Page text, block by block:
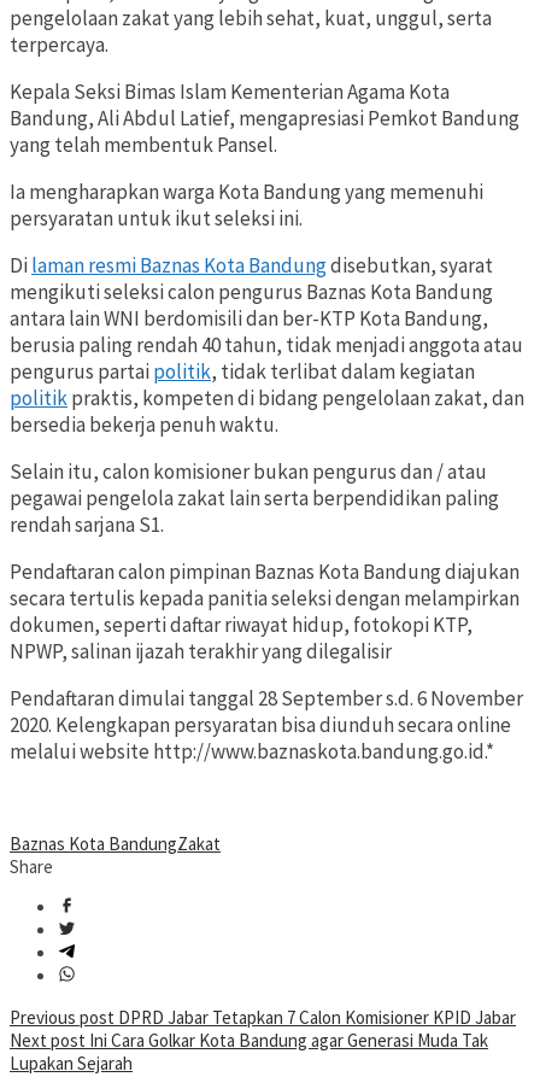
pengelolaan zakat yang lebih sehat, kuat, unggul, serta
terpercaya.
Kepala Seksi Bimas Islam Kementerian Agama Kota
Bandung, Ali Abdul Latief, mengapresiasi Pemkot Bandung
yang telah membentuk Pansel.
Ia mengharapkan warga Kota Bandung yang memenuhi
persyaratan untuk ikut seleksi ini.
Dilaman resmi Baznas Kota Bandungdisebutkan, syarat
mengikuti seleksi calon pengurus Baznas Kota Bandung
antara lain WNI berdomisili dan ber-KTP Kota Bandung,
berusia paling rendah 40 tahun, tidak menjadi anggota atau
pengurus partaipolitik, tidak terlibat dalam kegiatan
politikpraktis, kompeten di bidang pengelolaan zakat, dan
bersedia bekerja penuh waktu.
Selain itu, calon komisioner bukan pengurus dan / atau
pegawai pengelola zakat lain serta berpendidikan paling
rendah sarjana S1.
Pendaftaran calon pimpinan Baznas Kota Bandung diajukan
secara tertulis kepada panitia seleksi dengan melampirkan
dokumen, seperti daftar riwayat hidup, fotokopi KTP,
NPWP, salinan ijazah terakhir yang dilegalisir
Pendaftaran dimulai tanggal 28 September s.d. 6 November
2020. Kelengkapan persyaratan bisa diunduh secara online
melalui website http://www.baznaskota.bandung.go.id.*
Baznas Kota BandungZakat
Share
Post
navigation
Previous post DPRD Jabar Tetapkan 7 Calon Komisioner KPID Jabar
Next post Ini Cara Golkar Kota Bandung agar Generasi Muda Tak
Lupakan Sejarah